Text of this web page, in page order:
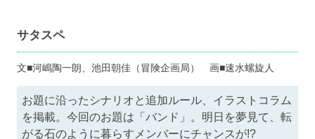
サタスペ
文■河嶋陶一朗、池田朝佳（冒険企画局） 画■速水螺旋人
お題に沿ったシナリオと追加ルール、イラストコラム
を掲載。今回のお題は「バンド」。明日を夢見て、転
がる石のように暮らすメンバーにチャンスが!?